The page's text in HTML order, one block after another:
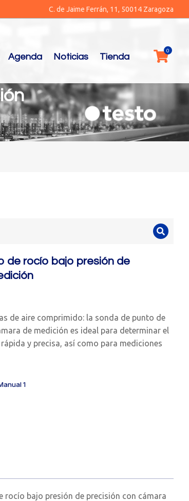
C. de Jaime Ferrán, 11, 50014 Zaragoza
Agenda Noticias Tienda
de rocío bajo presión de
de aire comprimido: la sonda de punto de
de medición es ideal para determinar el
y precisa, así como para mediciones
1
rocío bajo presión de precisión con cámara